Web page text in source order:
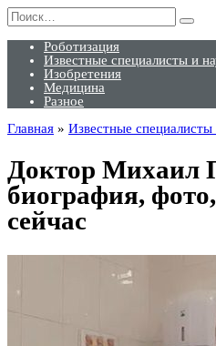
Перейти
к
содержанию
Search
for:
Роботизация
Известные специалисты и
Изобретения
Медицина
Разное
Главная » Известные
Доктор Михаил
биография,
сейчас